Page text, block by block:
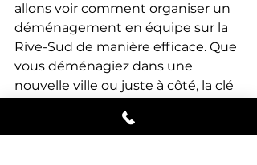
allons voir comment organiser un
déménagement en équipe sur la
Rive-Sud de manière efficace. Que
vous déménagiez dans une
nouvelle ville ou juste à côté, la clé
communication, une planification